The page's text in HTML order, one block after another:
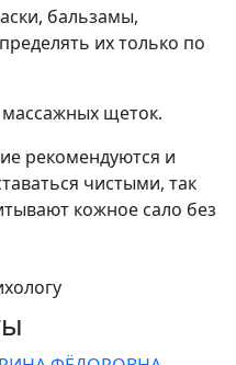
бальзамы,
их только по
щеток.
рекомендуются и
чистыми, так
кожное сало без